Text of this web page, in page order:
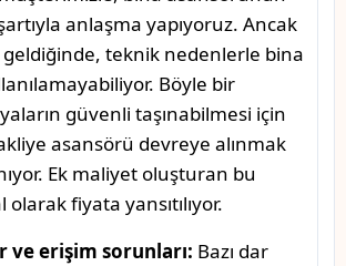
anlaşma yapıyoruz. Ancak
geldiğinde, teknik nedenlerle bina
Böyle bir
güvenli taşınabilmesi için
asansörü devreye alınmak
Ek maliyet oluşturan bu
fiyata yansıtılıyor.
ve erişim sorunları: Bazı dar